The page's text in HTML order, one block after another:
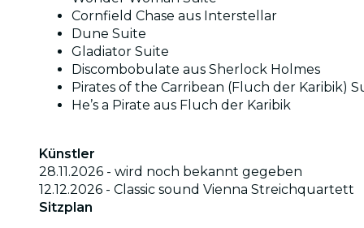
Cornfield Chase aus Interstellar
Dune Suite
Gladiator Suite
Discombobulate aus Sherlock Holmes
Pirates of the Carribean (Fluch der Karibik)
He’s a Pirate aus Fluch der Karibik
Künstler
28.11.2026 - wird noch bekannt gegeben
12.12.2026 - Classic sound Vienna Streichquartett
Sitzplan